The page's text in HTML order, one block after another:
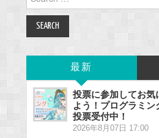
for:
最新
投票に参加してお気
よう！プログラミ
投票受付中！
2026年8月07日 17:00